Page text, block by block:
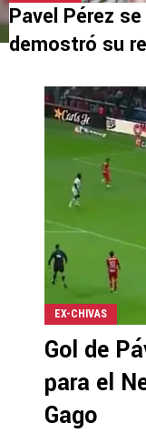
Pavel Pérez
demostró su
EX-CHIVAS
Gol de
para el
Gago